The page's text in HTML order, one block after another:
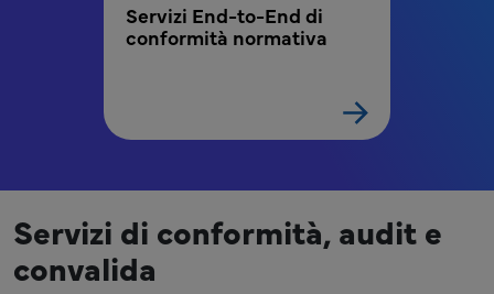
Servizi End-to-End di
conformità normativa
Servizi di conformità, audit e
convalida